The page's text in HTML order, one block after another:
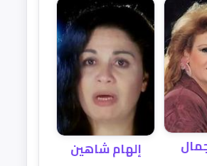
إلهام شاهين